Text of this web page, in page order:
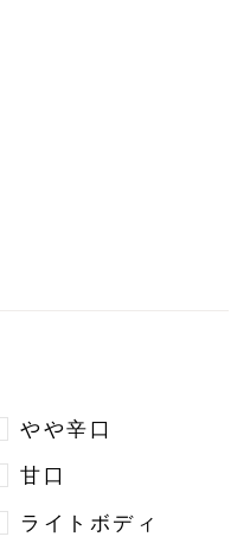
やや辛口
甘口
ライトボディ